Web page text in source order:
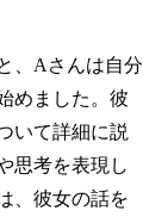
、Aさんは自分
めました。彼
いて詳細に説
思考を表現し
、彼女の話を